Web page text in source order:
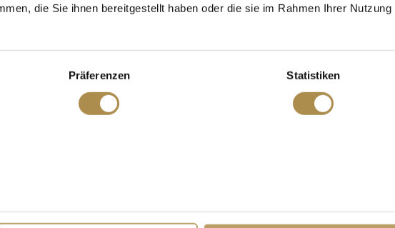
die Sie ihnen bereitgestellt haben oder die sie im Rahmen Ihrer Nutzung
Präferenzen Statistiken